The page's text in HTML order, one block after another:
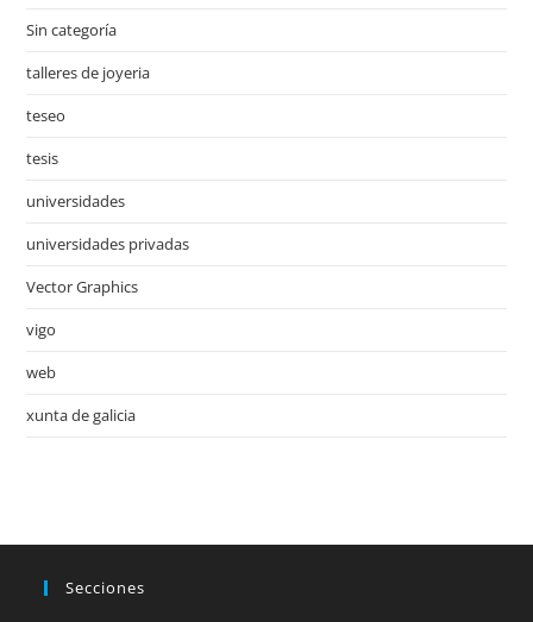
Sin categoría
talleres de joyeria
teseo
tesis
universidades
universidades privadas
Vector Graphics
vigo
web
xunta de galicia
Secciones